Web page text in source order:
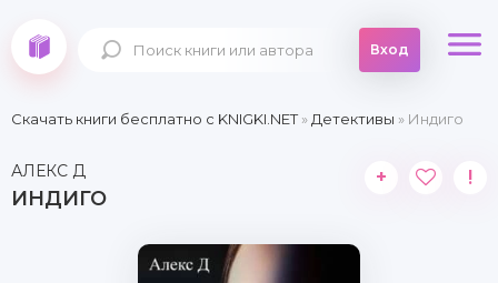
Вход
Скачать книги бесплатно c KNIGKI.NET» Детективы » Индиго
АЛЕКС Д
ИНДИГО
+ !